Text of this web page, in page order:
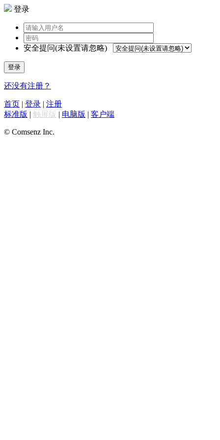
登录
安全提问(未设置请忽略)
登录
还没有注册？
首页 | 登录 | 注册
标准版 | 触屏版 | 电脑版 | 客户端
© Comsenz Inc.